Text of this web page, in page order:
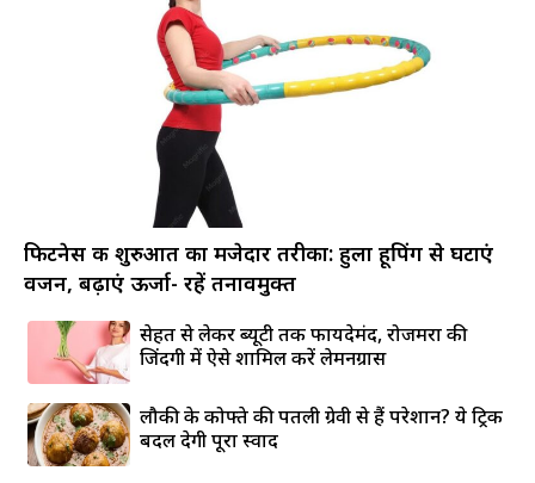
फिटनेस की शुरुआत का मजेदार तरीका: हुला हूपिंग से घटाएं
वजन, बढ़ाएं ऊर्जा- रहें तनावमुक्त
सेहत से लेकर ब्यूटी तक फायदेमंद, रोजमर्रा की
जिंदगी में ऐसे शामिल करें लेमनग्रास
लौकी के कोफ्ते की पतली ग्रेवी से हैं परेशान? ये ट्रिक
बदल देगी पूरा स्वाद